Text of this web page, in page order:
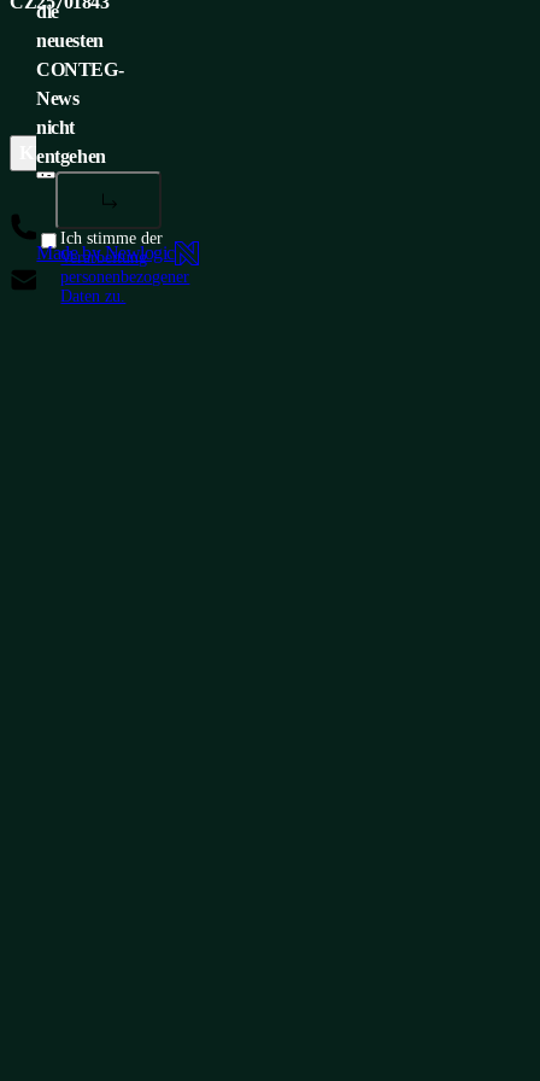
KUNDENSERVICE
+420 565 300 358
insidesales@conteg.com
die
neuesten
CONTEG-
News
nicht
entgehen
Ich stimme der
Verarbeitung
personenbezogener
Daten zu.
Made by Newlogic